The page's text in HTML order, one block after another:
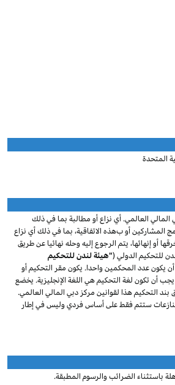
المتحدة
العالمي. أي نزاع أو مطالبة بما في ذلك
المشاركينأو بهذه الاتفاقية، بما في ذلك أي نزاع
أو إنهائها، يتم الرجوع إليه وحله نهائيا عن طريق
للتحكيم الدولي ("هيئة لندن للتحكيم
يكون عدد المحكمين واحدا. يكون مقر التحكيم أو
أن تكون لغة التحكيم هي اللغة الإنجليزية. يخضع
التحكيم هذا لقوانين مركز دبي المالي العالمي.
ستتم فقط على أساس فردي وليس في إطار
باستثناء الضرائب والرسوم المطبقة.